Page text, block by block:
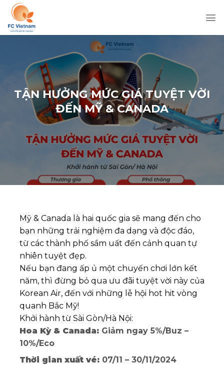
Chuyển
đến
nội
TẬN HƯỞNG MỨC GIÁ TUYỆT VỜI
ĐẾN MỸ & CANADA
Mỹ & Canada là hai quốc gia sẽ mang đến cho
bạn những trải nghiệm đa dạng và độc đáo,
từ các thành phố sầm uất đến cảnh quan tự
nhiên tuyệt đẹp.
Nếu bạn đang ấp ủ một chuyến chơi lớn kết
năm, thì đừng bỏ qua ưu đãi tuyệt vời này của
Korean Air, đến với những lễ hội hot hit vòng
quanh Bắc Mỹ!
Khởi hành từ Sài Gòn/Hà Nội:
Hoa Kỳ & Canada: Giảm ngay 5%/Buz –
10%/Eco
Thời gian xuất vé: 07/11 – 30/11/2024